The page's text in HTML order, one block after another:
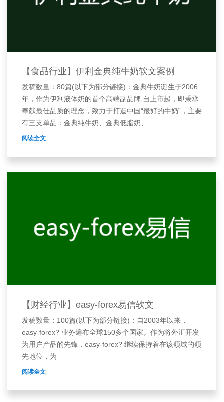
【食品行业】伊利金典纯牛奶软文案例
发稿数量：80篇(以下为部分链接)：金典牛奶诞生于2006
年，作为伊利液体奶的首个高端副品牌;自上市起，即秉承
奉献最佳品质的理念，致力于打造中国“最好的牛奶”，主要
有三支单品：金典纯牛奶、金典低脂奶、
阅读全文
【财经行业】easy-forex易信软文
发稿数量：100篇(以下为部分链接)：自2003年以来，
easy-forex? 业务遍布全球150多个国家。作为将外汇开发
为用户产品的先锋，easy-forex? 继续保持着在该领域的领
先地位，为
阅读全文